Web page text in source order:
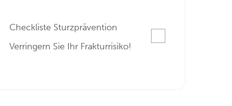
Checkliste Sturzprävention
Verringern Sie Ihr Frakturrisiko!